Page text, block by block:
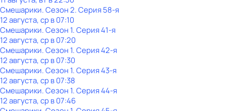
Смешарики. Сезон 2. Серия 58-я
12 августа, ср в 07:10
Смешарики. Сезон 1. Серия 41-я
12 августа, ср в 07:20
Смешарики. Сезон 1. Серия 42-я
12 августа, ср в 07:30
Смешарики. Сезон 1. Серия 43-я
12 августа, ср в 07:38
Смешарики. Сезон 1. Серия 44-я
12 августа, ср в 07:46